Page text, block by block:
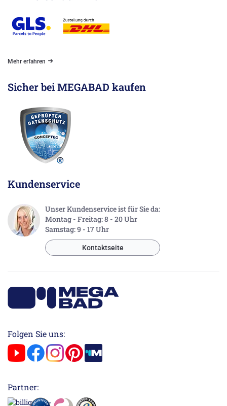
Mehr erfahren
Sicher bei MEGABAD kaufen
Kundenservice
Unser Kundenservice ist für Sie da:
Montag - Freitag: 8 - 20 Uhr
Samstag: 9 - 17 Uhr
Kontaktseite
Folgen Sie uns:
Partner: